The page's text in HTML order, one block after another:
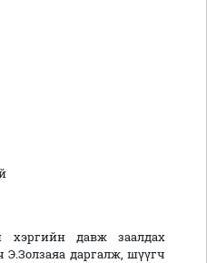
хэргийн давж заалдах
даргалж, шүүгч